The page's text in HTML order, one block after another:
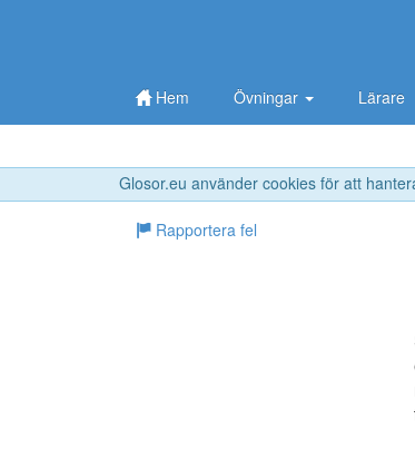
Glosor.eu använder cookies för att
Hem Övningar Lärare
Rapportera fel